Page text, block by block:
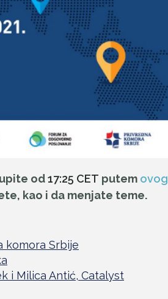
od17:25 CET putem ovog
kao i da menjate teme.
komora Srbije
i Milica Antić, Catalyst